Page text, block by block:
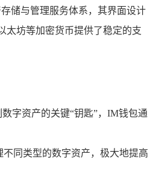
储与管理服务体系，其界面设计
太坊等加密货币提供了稳定的支
字资产的关键“钥匙”，IM钱包通
同类型的数字资产，极大地提高